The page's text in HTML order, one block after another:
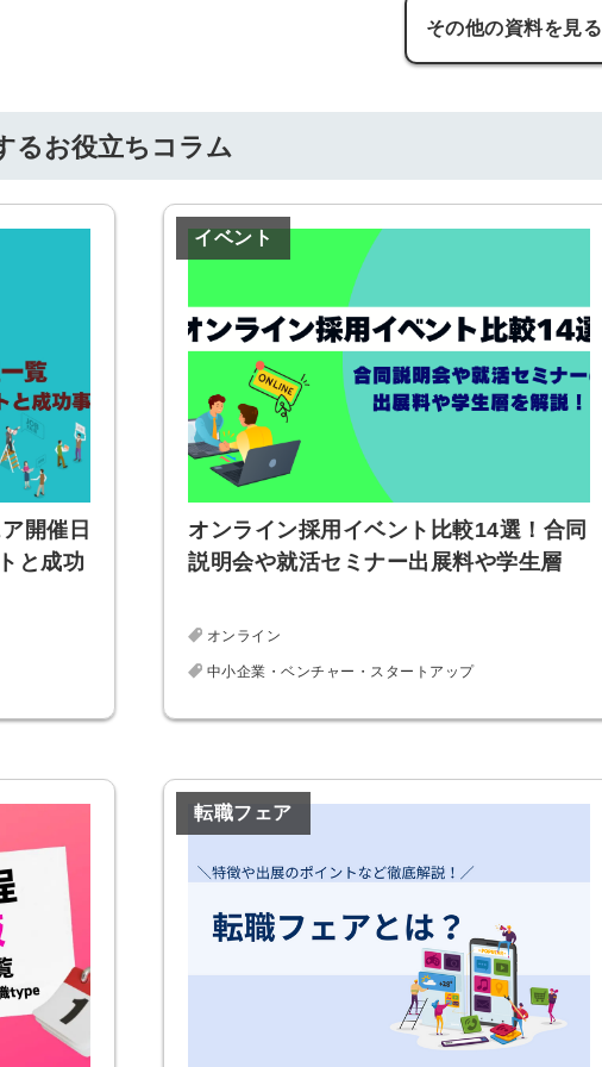
その他の資料を見る
るお役立ちコラム
開催日
と成功
イベント
オンライン採用イベント比較14選！合同
説明会や就活セミナー出展料や学生層
オンライン
中小企業・ベンチャー・スタートアップ
転職フェア